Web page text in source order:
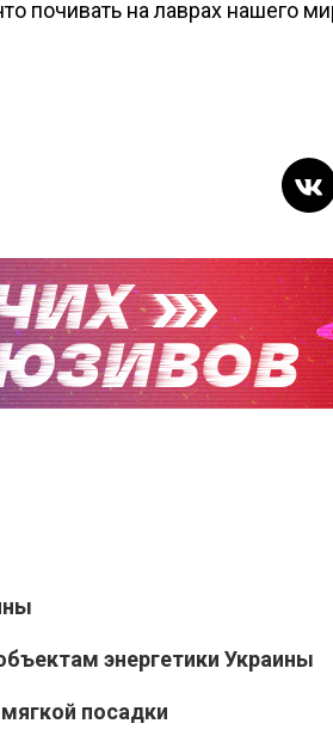
почивать на лаврах нашего
энергетики Украины
посадки